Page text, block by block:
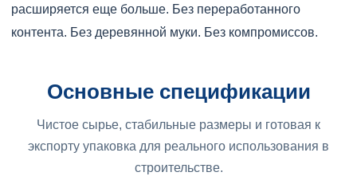
расширяется еще больше. Без переработанного
контента. Без деревянной муки. Без компромиссов.
Основные спецификации
Чистое сырье, стабильные размеры и готовая к
экспорту упаковка для реального использования в
строительстве.